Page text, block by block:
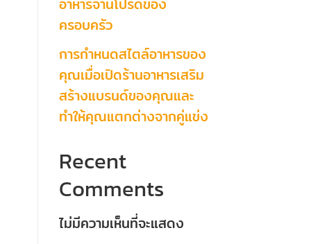
อาหารจานโปรดของ
ครอบครัว
การกำหนดสไตล์อาหารของ
คุณเมื่อเปิดร้านอาหารเสริม
สร้างแบรนด์ของคุณและ
ทำให้คุณแตกต่างจากคู่แข่ง
Recent
Comments
ไม่มีความเห็นที่จะแสดง